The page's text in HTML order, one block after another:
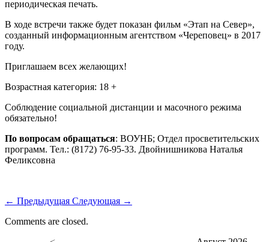
периодическая печать.
В ходе встречи также будет показан фильм «Этап на Север»,
созданный информационным агентством «Череповец» в 2017
году.
Приглашаем всех желающих!
Возрастная категория: 18 +
Соблюдение социальной дистанции и масочного режима
обязательно!
По вопросам обращаться: ВОУНБ; Отдел просветительских
программ. Тел.: (8172) 76-95-33. Двойнишникова Наталья
Феликсовна
← Предыдущая Следующая →
Comments are closed.